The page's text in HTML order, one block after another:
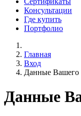
Консультации
Где купить
Портфолио
Главная
Вход
Данные Вашего
Данные